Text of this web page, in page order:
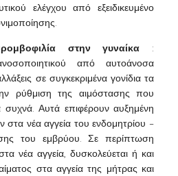
ελέγχου από εξειδικευμένο
στην γυναίκα
:
από αυτοάνοσα
σε συγκεκριμένα γονίδια τα
ρύθμιση της αιμόστασης που
συχνά. Αυτά επιφέρουν αυξημένη
νέα αγγεία του ενδομητρίου –
του εμβρύου. Σε περίπτωση
νέα αγγεία, δυσκολεύεται ή και
στα αγγεία της μήτρας και